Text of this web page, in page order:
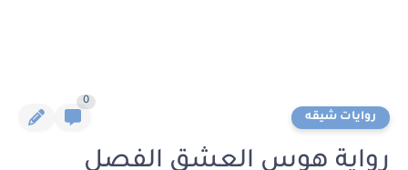
روايات شيقه
0
رواية هوس العشق الفصل